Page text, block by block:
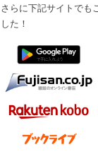
さらに下記サイトでも
した！